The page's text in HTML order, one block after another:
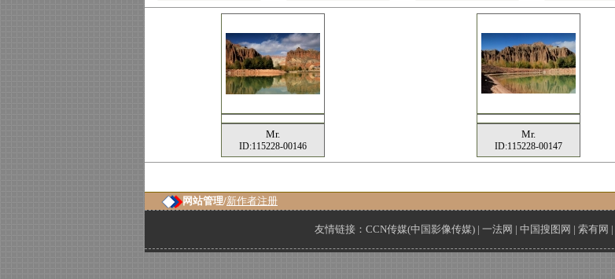
Mr.
ID:115228-00146
Mr.
ID:115228-00147
网站管理/新作者注册
友情链接： CCN传媒(中国影像传媒) | 一法网 | 中国搜图网 | 索有网 |